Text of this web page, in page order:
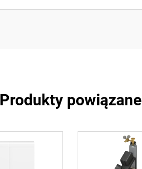
Produkty powiązane